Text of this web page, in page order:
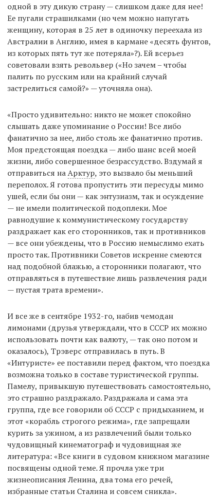
одной в эту дикую страну — слишком даже для нее!
Ее пугали страшилками (но чем можно напугать
женщину, которая в 25 лет в одиночку переехала из
Австралии в Англию, имея в кармане «десять фунтов,
из которых пять тут же потеряла»?). Ей всерьез
советовали взять револьвер («Но зачем – чтобы
палить по русским или на крайний случай
застрелиться самой?» — уточняла она).
«Просто удивительно: никто не может спокойно
слышать даже упоминание о России! Все либо
фанатично за нее, либо столь же фанатично против.
Моя предстоящая поездка — либо шанс всей моей
жизни, либо совершенное безрассудство. Вздумай я
отправиться наАрктур, это вызвало бы меньший
переполох. Я готова пропустить эти пересуды мимо
ушей, если бы они — как энтузиазм, так и осуждение
— не имели политической подоплеки. Мое
равнодушие к коммунистическому государству
раздражает как его сторонников, так и противников
— все они убеждены, что в Россию немыслимо ехать
просто так. Противники Советов искренне смеются
над подобной блажью, а сторонники полагают, что
отправляться в путешествие лишь развлечения ради
— пустая трата времени».
И все же в сентябре 1932-го, набив чемодан
лимонами (друзья утверждали, что в СССР их можно
использовать почти как валюту, — так оно потом и
оказалось), Трэверс отправилась в путь. В
«Интуристе» ее поставили перед фактом, что поездка
возможна только в составе туристической группы.
Памелу, привыкшую путешествовать самостоятельно,
это страшно раздражало. Раздражала и сама эта
группа, где все говорили об СССР с придыханием, и
этот «корабль строгого режима», где запрещали
курить за ужином, а из развлечений были только
чудовищный кинематограф и чудовищная же
литература: «Все книги в судовом книжном магазине
посвящены одной теме. Я прочла уже три
жизнеописания Ленина, два тома его речей,
избранные статьи Сталина и совсем сникла».